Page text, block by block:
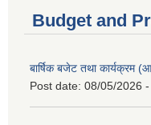
Budget and
बार्षिक बजेट तथा कार्यक्रम
Post date: 08/05/2026